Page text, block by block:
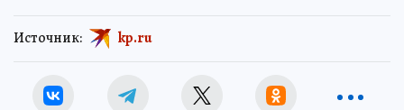
Источник: kp.ru